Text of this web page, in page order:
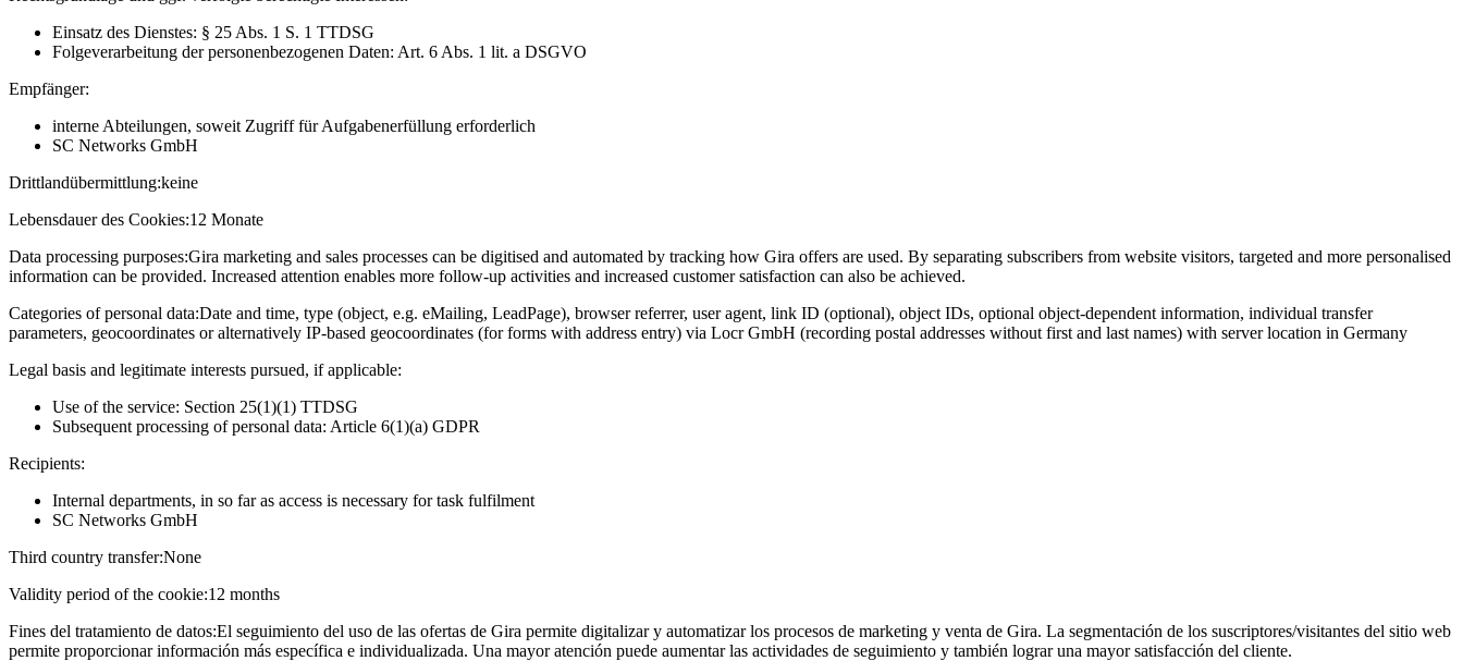
Einsatz des Dienstes: § 25 Abs. 1 S. 1 TTDSG
Folgeverarbeitung der personenbezogenen Daten: Art. 6 Abs. 1 lit. a DSGVO
Empfänger:
interne Abteilungen, soweit Zugriff für Aufgabenerfüllung erforderlich
SC Networks GmbH
Drittlandübermittlung:keine
Lebensdauer des Cookies:12 Monate
Data processing purposes:Gira marketing and sales processes can be digitised and automated by tracking how Gira offers are used. By separating subscribers from website visitors, targeted and more personalised
information can be provided. Increased attention enables more follow-up activities and increased customer satisfaction can also be achieved.
Categories of personal data:Date and time, type (object, e.g. eMailing, LeadPage), browser referrer, user agent, link ID (optional), object IDs, optional object-dependent information, individual transfer
parameters, geocoordinates or alternatively IP-based geocoordinates (for forms with address entry) via Locr GmbH (recording postal addresses without first and last names) with server location in Germany
Legal basis and legitimate interests pursued, if applicable:
Use of the service: Section 25(1)(1) TTDSG
Subsequent processing of personal data: Article 6(1)(a) GDPR
Recipients:
Internal departments, in so far as access is necessary for task fulfilment
SC Networks GmbH
Third country transfer:None
Validity period of the cookie:12 months
Fines del tratamiento de datos:El seguimiento del uso de las ofertas de Gira permite digitalizar y automatizar los procesos de marketing y venta de Gira. La segmentación de los suscriptores/visitantes del sitio web
permite proporcionar información más específica e individualizada. Una mayor atención puede aumentar las actividades de seguimiento y también lograr una mayor satisfacción del cliente.